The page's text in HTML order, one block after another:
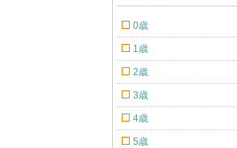
0歳
1歳
2歳
3歳
4歳
5歳